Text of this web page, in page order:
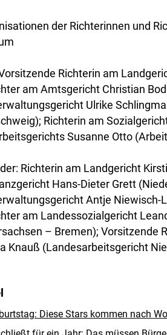
der Richterinnen und
Richterin am
am Amtsgericht Christian
Ulrike
Richterin am
Susanne Otto
Richterin am Landgericht
Hans-Dieter Grett
Antje
am Landessozialgericht
– Bremen); Vorsitzende
Knauß (Landesarbeitsgericht
Diese Stars kommen nach